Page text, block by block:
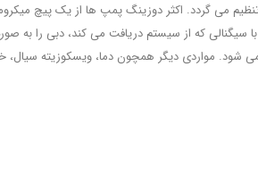
می گردد. اکثر دوزینگ پمپ ها از یک پیچ
سیگنالی که از سیستم دریافت می کند، دبی را به
مواردی دیگر همچون دما، ویسکوزیته سیال،